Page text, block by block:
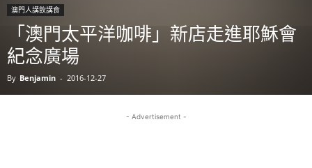
澳門人講飲講食
「澳門太平洋咖啡」新店走進耶穌會
紀念廣場
By Benjamin - 2016-12-27
- Advertisement -